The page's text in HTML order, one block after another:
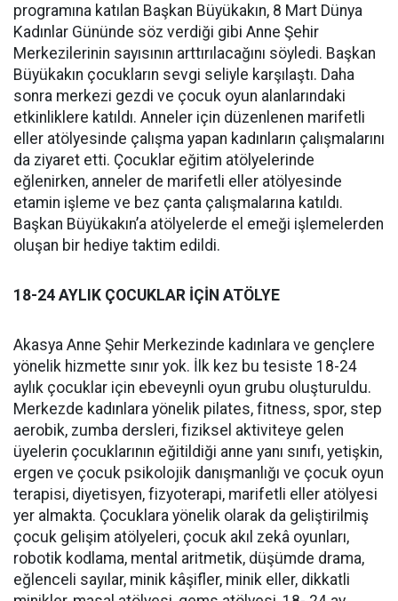
programına katılan Başkan Büyükakın, 8 Mart Dünya
Kadınlar Gününde söz verdiği gibi Anne Şehir
Merkezilerinin sayısının arttırılacağını söyledi. Başkan
Büyükakın çocukların sevgi seliyle karşılaştı. Daha
sonra merkezi gezdi ve çocuk oyun alanlarındaki
etkinliklere katıldı. Anneler için düzenlenen marifetli
eller atölyesinde çalışma yapan kadınların çalışmalarını
da ziyaret etti. Çocuklar eğitim atölyelerinde
eğlenirken, anneler de marifetli eller atölyesinde
etamin işleme ve bez çanta çalışmalarına katıldı.
Başkan Büyükakın’a atölyelerde el emeği işlemelerden
oluşan bir hediye taktim edildi.
18-24 AYLIK ÇOCUKLAR İÇİ N ATÖLYE
Akasya Anne Şehir Merkezinde kadınlara ve gençlere
yönelik hizmette sınır yok. İlk kez bu tesiste 18-24
aylık çocuklar için ebeveynli oyun grubu oluşturuldu.
Merkezde kadınlara yönelik pilates, fitness, spor, step
aerobik, zumba dersleri, fiziksel aktiviteye gelen
üyelerin çocuklarının eğitildiği anne yanı sınıfı, yetişkin,
ergen ve çocuk psikolojik danışmanlığı ve çocuk oyun
terapisi, diyetisyen, fizyoterapi, marifetli eller atölyesi
yer almakta. Çocuklara yönelik olarak da geliştirilmiş
çocuk gelişim atölyeleri, çocuk akıl zekâ oyunları,
robotik kodlama, mental aritmetik, düşümde drama,
eğlenceli sayılar, minik kâşifler, minik eller, dikkatli